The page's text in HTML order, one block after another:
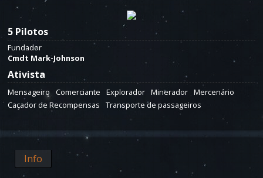
5 Pilotos
Fundador
Cmdt Mark-Johnson
Ativista
Mensageiro Comerciante Explorador Minerador Mercenário
Caçador de Recompensas
Transporte de passageiros
Info